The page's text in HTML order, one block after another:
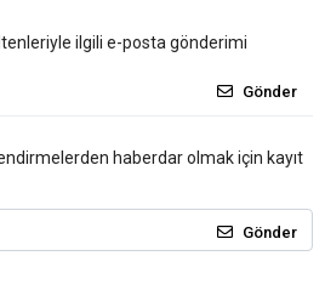
ilgili e-posta gönderimi
Gönder
haberdar olmak için kayıt
Gönder